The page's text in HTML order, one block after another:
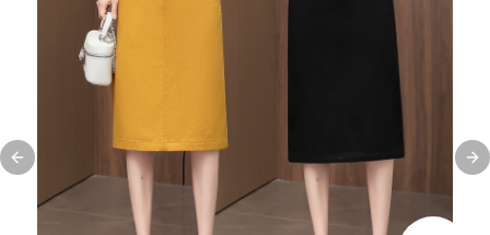
Previous slide